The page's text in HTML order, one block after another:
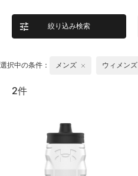
絞り込み検索
選択中の条件： メンズ ウィメンズ
2件